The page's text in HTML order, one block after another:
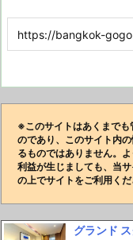
※このサイトはあくまでも
のであり、このサイト内
るものではありません。
利益が生じましても、当
の上でサイトをご利用くだ
グランド